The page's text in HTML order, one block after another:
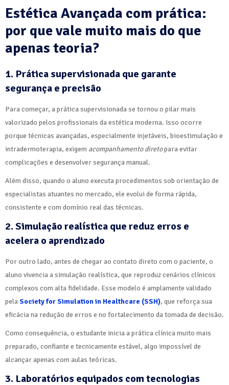
Estética Avançada com prática:
por que vale muito mais do que
apenas teoria?
1. Prática supervisionada que garante
segurança e precisão
Para começar, a prática supervisionada se tornou o pilar mais
valorizado pelos profissionais da estética moderna. Isso ocorre
porque técnicas avançadas, especialmente injetáveis, bioestimulação e
intradermoterapia, exigem acompanhamento diretopara evitar
complicações e desenvolver segurança manual.
Além disso, quando o aluno executa procedimentos sob orientação de
especialistas atuantes no mercado, ele evolui de forma rápida,
consistente e com domínio real das técnicas.
2. Simulação realística que reduz erros e
acelera o aprendizado
Por outro lado, antes de chegar ao contato direto com o paciente, o
aluno vivencia a simulação realística, que reproduz cenários clínicos
complexos com alta fidelidade. Esse modelo é amplamente validado
pelaSociety for Simulation in Healthcare (SSH), que reforça sua
eficácia na redução de erros e no fortalecimento da tomada de decisão.
Como consequência, o estudante inicia a prática clínica muito mais
preparado, confiante e tecnicamente estável, algo impossível de
alcançar apenas com aulas teóricas.
3. Laboratórios equipados com tecnologias